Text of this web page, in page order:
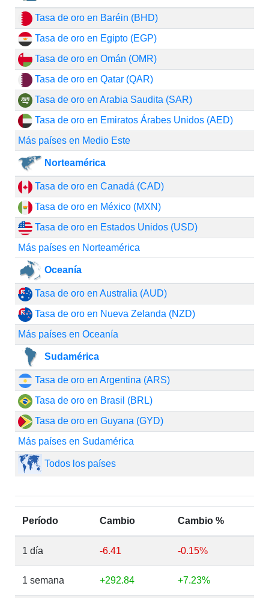
Tasa de oro en Baréin (BHD)
Tasa de oro en Egipto (EGP)
Tasa de oro en Omán (OMR)
Tasa de oro en Qatar (QAR)
Tasa de oro en Arabia Saudita (SAR)
Tasa de oro en Emiratos Árabes Unidos (AED)
Más países en Medio Este
Norteamérica
Tasa de oro en Canadá (CAD)
Tasa de oro en México (MXN)
Tasa de oro en Estados Unidos (USD)
Más países en Norteamérica
Oceanía
Tasa de oro en Australia (AUD)
Tasa de oro en Nueva Zelanda (NZD)
Más países en Oceanía
Sudamérica
Tasa de oro en Argentina (ARS)
Tasa de oro en Brasil (BRL)
Tasa de oro en Guyana (GYD)
Más países en Sudamérica
Todos los países
Período Cambio Cambio %
1 día -6.41 -0.15%
1 semana +292.84 +7.23%